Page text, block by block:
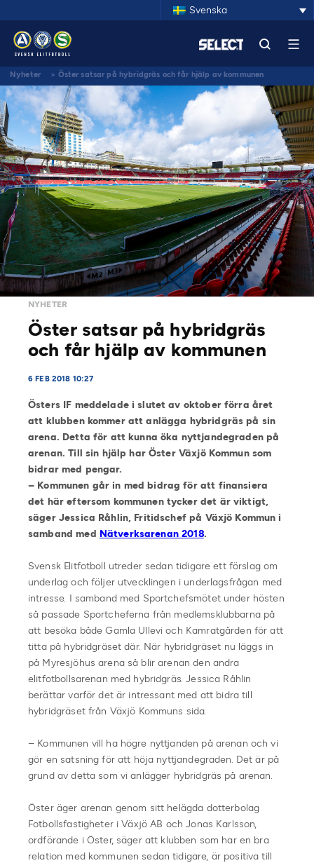
Svenska
Nyheter > Öster satsar på hybridgräs och får hjälp av kommunen
NYHETER
Öster satsar på hybridgräs
och får hjälp av kommunen
6 FEB 2018 10:27
Östers IF meddelade i slutet av oktober förra året
att klubben kommer att anlägga hybridgräs på sin
arena. Detta för att kunna öka nyttjandegraden på
arenan. Till sin hjälp har Öster Växjö Kommun som
bidrar med pengar.
– Kommunen går in med bidrag för att finansiera
det här eftersom kommunen tycker det är viktigt,
säger Jessica Råhlin, Fritidschef på Växjö Kommun i
samband med Nätverksarenan 2018.
Svensk Elitfotboll utreder sedan tidigare ett förslag om
underlag och följer utvecklingen i underlagsfrågan med
intresse. I samband med Sportchefsmötet under hösten
så passade Sportcheferna från medlemsklubbarna på
att besöka både Gamla Ullevi och Kamratgården för att
titta på hybridgräset där. När hybridgräset nu läggs in
på Myresjöhus arena så blir arenan den andra
elitfotbollsarenan med hybridgräs. Jessica Råhlin
berättar varför det är intressant med att bidra till
hybridgräset från Växjö Kommuns sida.
– Kommunen vill ha högre nyttjanden på arenan och vi
gör en satsning för att höja nyttjandegraden. Det är på
grund av detta som vi anlägger hybridgräs på arenan.
Öster äger arenan genom sitt helägda dotterbolag
Fotbollsfastigheter i Växjö AB och Jonas Karlsson,
ordförande i Öster, säger att klubben som har en bra
relation med kommunen sedan tidigare, är positiva till